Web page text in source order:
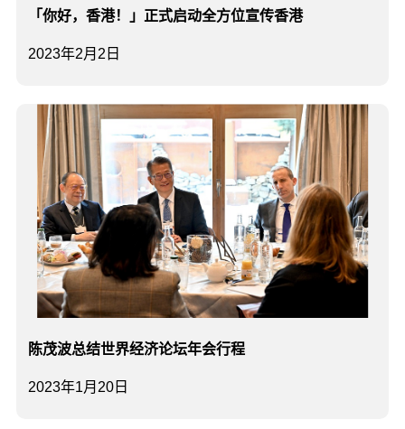
2023年2月2日
「你好，香港！」正式启动全方位宣传香港
2023年1月20日
陈茂波总结世界经济论坛年会行程